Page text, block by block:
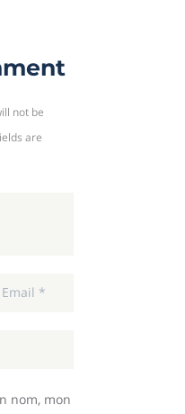
not be
are
nom, mon